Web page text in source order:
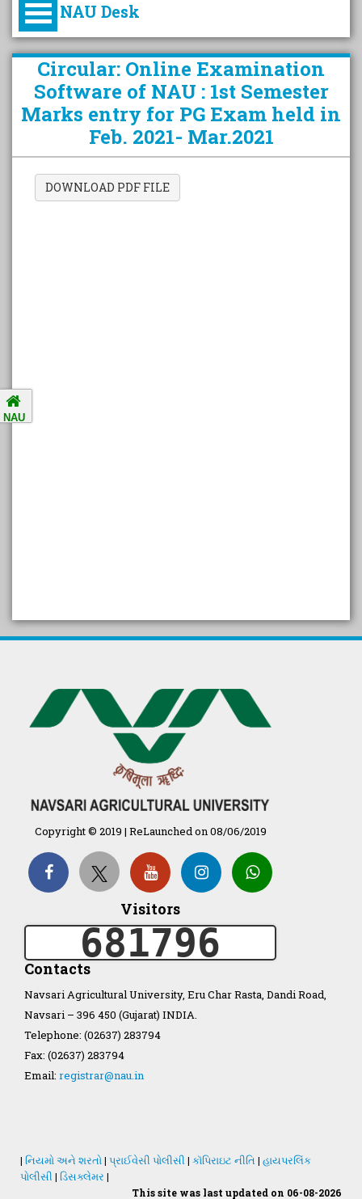
NAU Desk
કુલપતિની પરિવર્તનકારી પહેલનું
વિહંગાવલોકન (ઓક્ટોબર ૨૦૨૦-૨૦૨૫)
Amalsad Chikoo Gets GI Tag:
Boost for Local Farmers and
Identity
in Gujarati
દેશી ગાય આધારિત પ્રાકૃતિક ખેતી
गुणवत्ता युक्त कृषि-शिक्षा एक पहल" - भारतीय
कृषि अनुसंधान परिषद की 25वीं अखिल
भारतीय कृषि प्रवेश परीक्षा 2020
Organization Structure
ખેડુત માર્ગદર્શિકા
Accreditation Certificate
GAU Act 2004
Statastics
Circular: Online Examination
Software of NAU : 1st Semester
Marks entry for PG Exam held in
Feb. 2021- Mar.2021
DOWNLOAD PDF FILE
Copyright © 2019 | ReLaunched on 08/06/2019
Visitors
681796
Contacts
Navsari Agricultural University, Eru Char Rasta, Dandi Road,
Navsari – 396 450 (Gujarat) INDIA.
Telephone: (02637) 283794
Fax: (02637) 283794
Email: registrar@nau.in
| નિયમો અને શરતો| પ્રાઈવેસી પોલીસી | કૉપિરાઇટ નીતિ | હાયપરલિંક
પોલીસી | ડિસક્લેમર |
This site was last updated on 06-08-2026
NAU